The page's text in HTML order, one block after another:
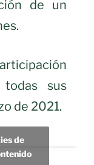
de un
todas sus
de 2021.
de